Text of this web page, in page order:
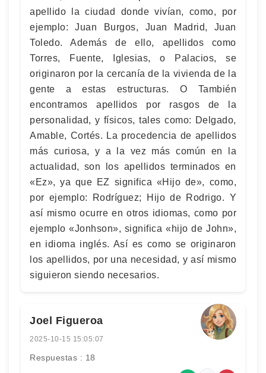
apellido la ciudad donde vivían, como, por
ejemplo: Juan Burgos, Juan Madrid, Juan
Toledo. Además de ello, apellidos como
Torres, Fuente, Iglesias, o Palacios, se
originaron por la cercanía de la vivienda de la
gente a estas estructuras. O También
encontramos apellidos por rasgos de la
personalidad, y físicos, tales como: Delgado,
Amable, Cortés. La procedencia de apellidos
más curiosa, y a la vez más común en la
actualidad, son los apellidos terminados en
«Ez», ya que EZ significa «Hijo de», como,
por ejemplo: Rodríguez; Hijo de Rodrigo. Y
así mismo ocurre en otros idiomas, como por
ejemplo «Jonhson», significa «hijo de John»,
en idioma inglés. Así es como se originaron
los apellidos, por una necesidad, y así mismo
siguieron siendo necesarios.
Joel Figueroa
2025-10-15 15:05:07
Respuestas : 18